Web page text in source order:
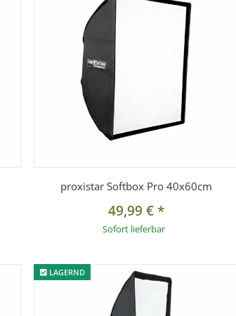
proxistar Softbox Pro 40x60cm
49,99 €*
Sofort lieferbar
LAGERND